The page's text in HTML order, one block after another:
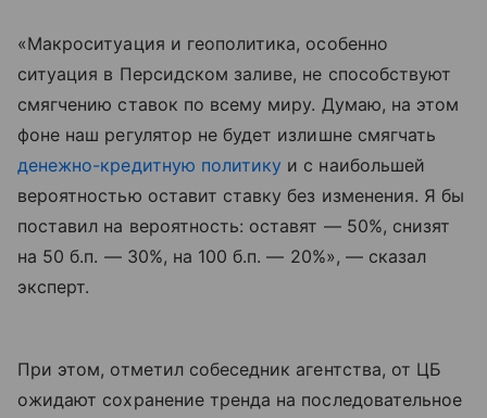
«Макроситуация и геополитика, особенно
ситуация в Персидском заливе, не способствуют
смягчению ставок по всему миру. Думаю, на этом
фоне наш регулятор не будет излишне смягчать
денежно-кредитную политику и с наибольшей
вероятностью оставит ставку без изменения. Я бы
поставил на вероятность: оставят — 50%, снизят
на 50 б.п. — 30%, на 100 б.п. — 20%», — сказал
эксперт.
При этом, отметил собеседник агентства, от ЦБ
ожидают сохранение тренда на последовательное